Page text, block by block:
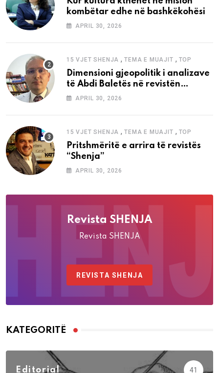
kombëtar edhe në bashkëkohësi
APRIL 30, 2026
15 VJET SHENJA ,TEMA E MUAJIT , TOP
Dimensioni gjeopolitik i analizave
të Abdi Baletës në revistën
“Shenja”
APRIL 30, 2026
15 VJET SHENJA ,TEMA E MUAJIT , TOP
Pritshmëritë e arrira të revistës
“Shenja”
APRIL 30, 2026
Revista SHENJA
Revista SHENJA
REVISTA SHENJA
KATEGORITË
Editorial 41